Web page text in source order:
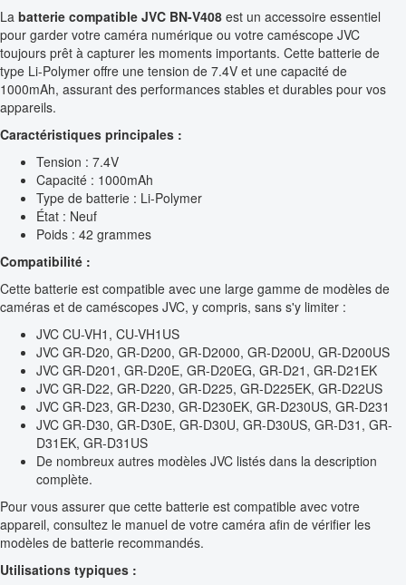
La batterie compatible JVC BN-V408 est un accessoire essentiel
pour garder votre caméra numérique ou votre caméscope JVC
toujours prêt à capturer les moments importants. Cette batterie de
type Li-Polymer offre une tension de 7.4V et une capacité de
1000mAh, assurant des performances stables et durables pour vos
appareils.
Caractéristiques principales :
Tension : 7.4V
Capacité : 1000mAh
Type de batterie : Li-Polymer
État : Neuf
Poids : 42 grammes
Compatibilité :
Cette batterie est compatible avec une large gamme de modèles de
caméras et de caméscopes JVC, y compris, sans s'y limiter :
JVC CU-VH1, CU-VH1US
JVC GR-D20, GR-D200, GR-D2000, GR-D200U, GR-D200US
JVC GR-D201, GR-D20E, GR-D20EG, GR-D21, GR-D21EK
JVC GR-D22, GR-D220, GR-D225, GR-D225EK, GR-D22US
JVC GR-D23, GR-D230, GR-D230EK, GR-D230US, GR-D231
JVC GR-D30, GR-D30E, GR-D30U, GR-D30US, GR-D31, GR-
D31EK, GR-D31US
De nombreux autres modèles JVC listés dans la description
complète.
Pour vous assurer que cette batterie est compatible avec votre
appareil, consultez le manuel de votre caméra afin de vérifier les
modèles de batterie recommandés.
Utilisations typiques :